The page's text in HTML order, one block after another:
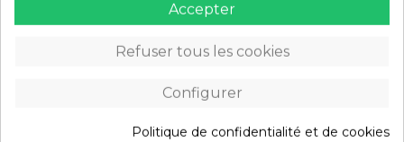
Paiement en plusieurs fois à partir de 29 €
Válvula Schrader
Accepter
Refuser tous les cookies
Configurer
Politique de confidentialité et de cookies